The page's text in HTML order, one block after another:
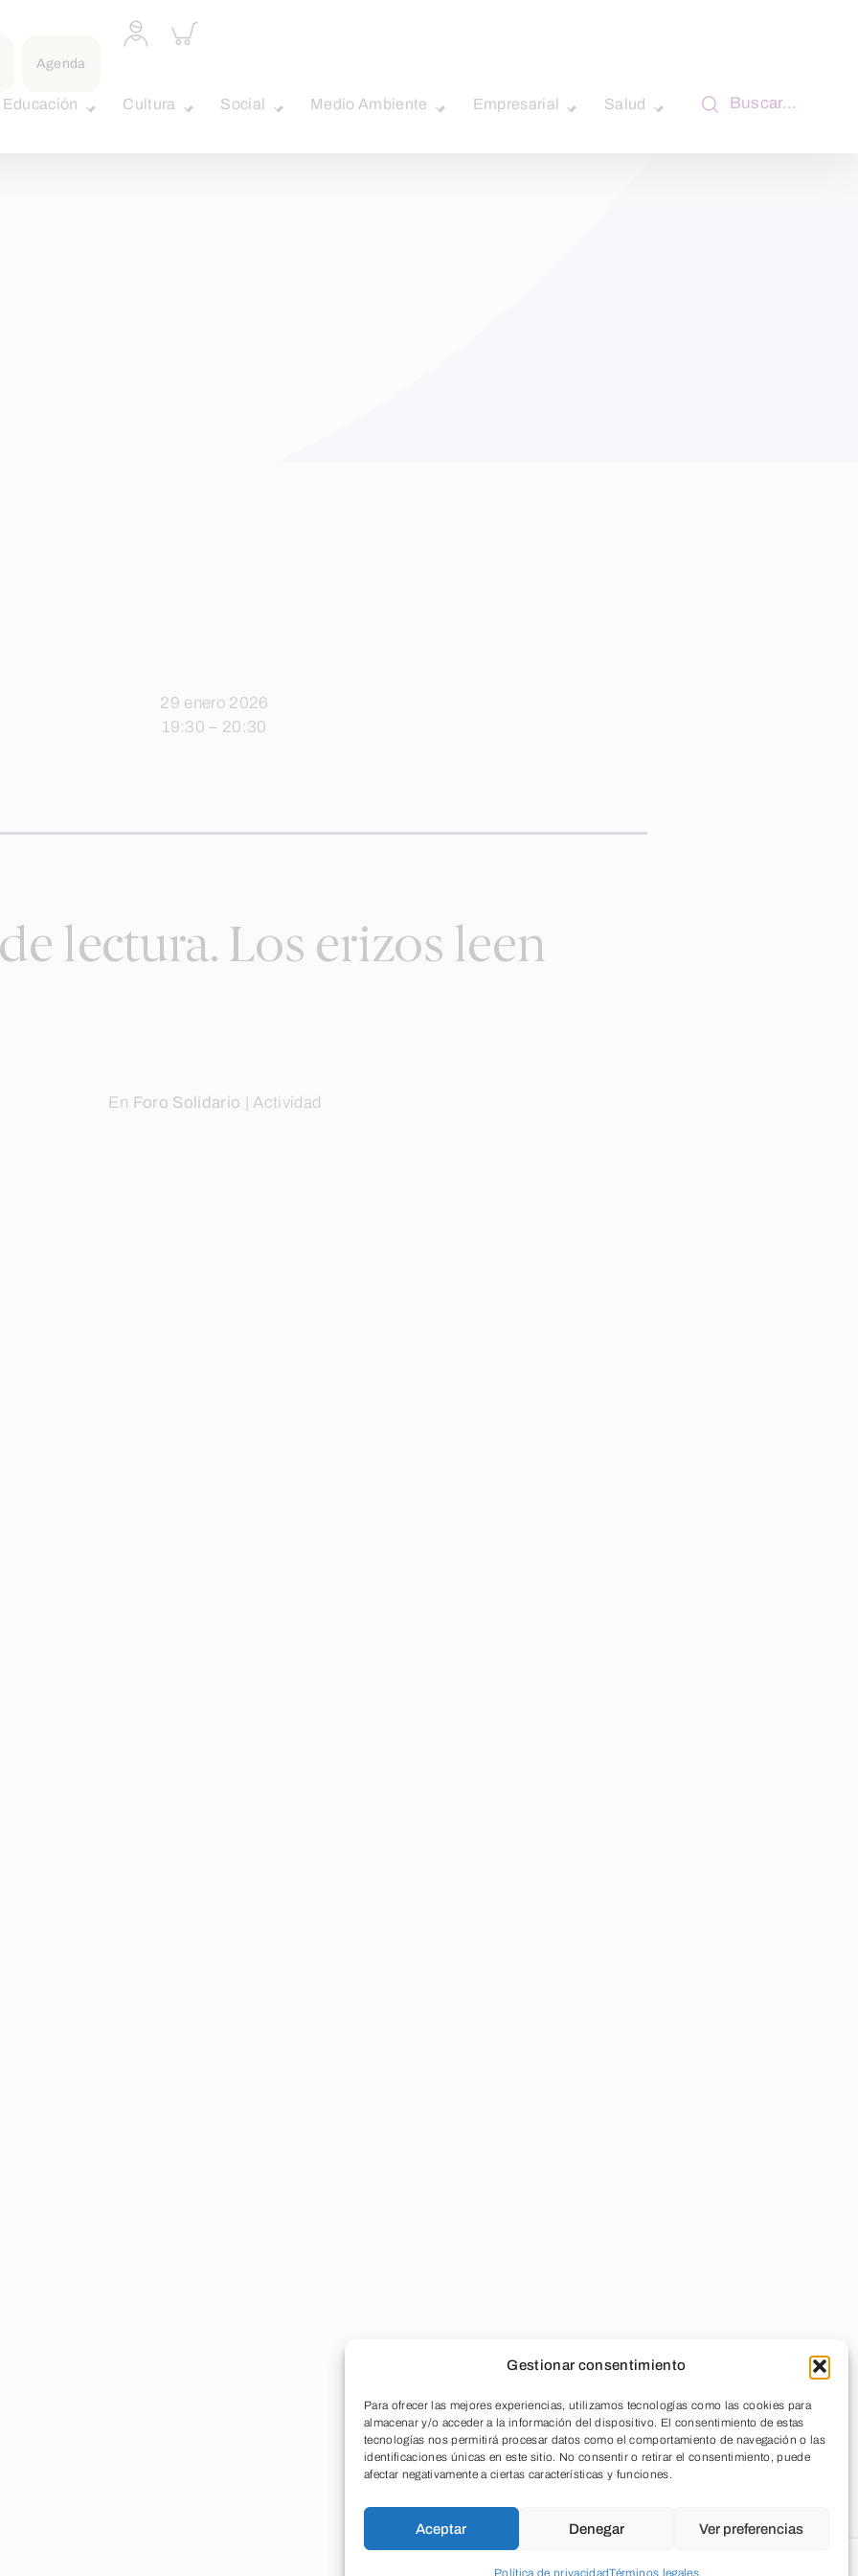
Gestionar consentimiento
Para ofrecer las mejores experiencias, utilizamos tecnologías como las cookies para
almacenar y/o acceder a la información del dispositivo. El consentimiento de estas
tecnologías nos permitirá procesar datos como el comportamiento de navegación o las
identificaciones únicas en este sitio. No consentir o retirar el consentimiento, puede
afectar negativamente a ciertas características y funciones.
Aceptar Denegar Ver preferencias
Política de privacidadTérminos legales
Agenda
Acceder
a
Inspeccionar
carrito
Educación Cultura Social Medio Ambiente Empresarial Salud Buscar…
29 enero 2026
19:30 – 20:30
lectura. Los erizos leen
En Foro Solidario Actividad